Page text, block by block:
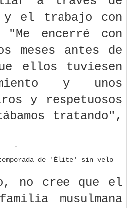
el trabajo con
encerré con
meses antes de
ellos tuviesen
y unos
y respetuosos
tratando",
de 'Élite' sin velo
no cree que el
musulmana